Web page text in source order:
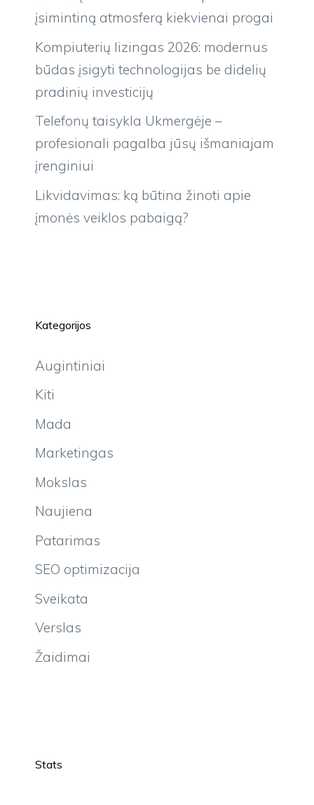
Kompiuterių lizingas 2026: modernus
pradinių investicijų
Telefonų taisykla Ukmergėje –
įrenginiui
Likvidavimas: ką būtina žinoti apie
Augintiniai
Kiti
Mada
Marketingas
Mokslas
Naujiena
Patarimas
SEO optimizacija
Sveikata
Verslas
Žaidimai